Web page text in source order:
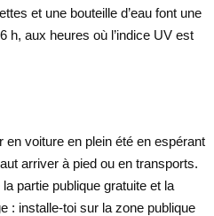
et une bouteille d’eau font une
h, aux heures où l’indice UV est
voiture en plein été en espérant
arriver à pied ou en transports.
partie publique gratuite et la
: installe-toi sur la zone publique